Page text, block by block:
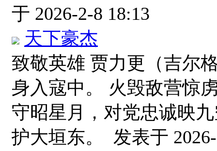
于 2026-2-8 18:13
天下豪杰
致敬英雄 贾力更（吉尔
身入寇中。 火毁敌营惊
守昭星月，对党忠诚映
护大垣东。 发表于